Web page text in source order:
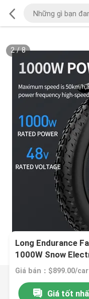
2/8
Long Endurance
1000W Snow
Giá tốt